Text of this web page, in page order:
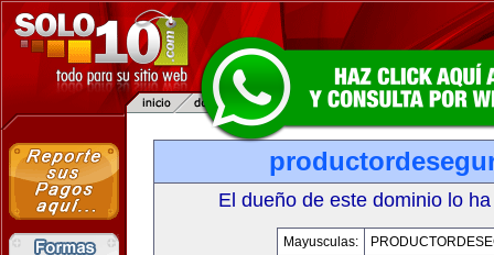
El dueño de este dominio lo
Mayusculas: